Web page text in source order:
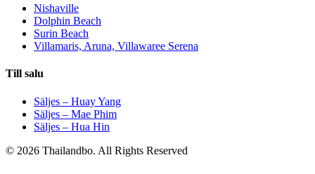
Nishaville
Dolphin Beach
Surin Beach
Villamaris, Aruna, Villawaree Serena
Till salu
Säljes – Huay Yang
Säljes – Mae Phim
Säljes – Hua Hin
© 2026 Thailandbo. All Rights Reserved